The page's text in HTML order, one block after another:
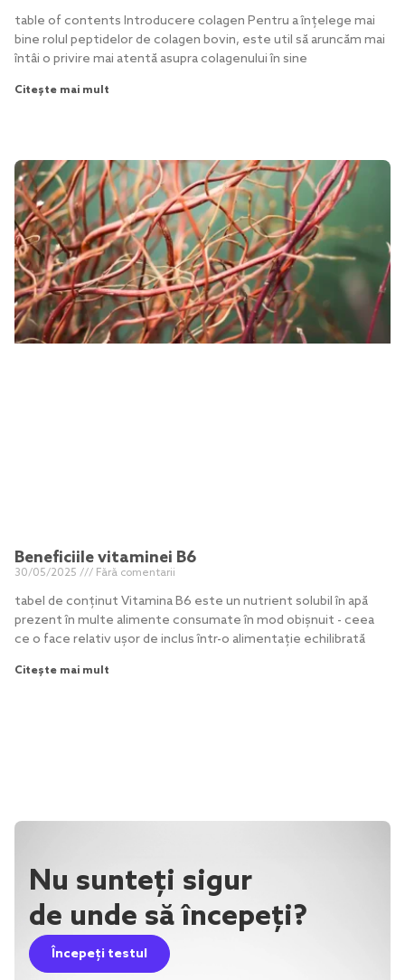
table of contents Introducere colagen Pentru a înțelege mai
bine rolul peptidelor de colagen bovin, este util să aruncăm mai
întâi o privire mai atentă asupra colagenului în sine
Citește mai mult
Beneficiile vitaminei B6
30/05/2025 Fără comentarii
tabel de conținut Vitamina B6 este un nutrient solubil în apă
prezent în multe alimente consumate în mod obișnuit - ceea
ce o face relativ ușor de inclus într-o alimentație echilibrată
Citește mai mult
Nu sunteți sigur
de unde să începeți?
Începeți testul